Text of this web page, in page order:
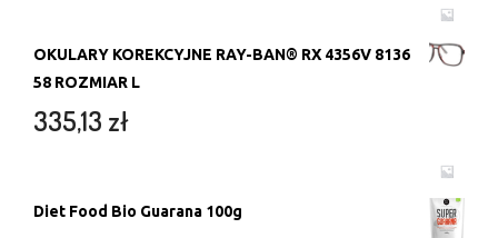
OKULARY KOREKCYJNE RAY-BAN® RX 4356V 8136
58 ROZMIAR L
335,13 zł
Diet Food Bio Guarana 100g